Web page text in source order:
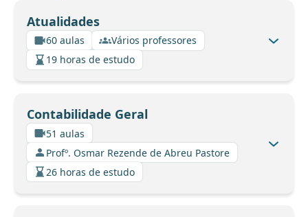
Atualidades
60 aulas
Vários professores
19 horas de estudo
Contabilidade Geral
51 aulas
Profº. Osmar Rezende de Abreu Pastore
26 horas de estudo